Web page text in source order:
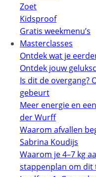
Zoet
Kidsproof
Gratis weekmenu’s
Masterclasses
Ontdek wat je
Ontdek jouw
Is dit de overgang?
gebeurt
Meer energie en
der Wurff
Waarom afvallen
Sabrina Koudijs
Waarom je 4–7 kg
stappenplan om dit